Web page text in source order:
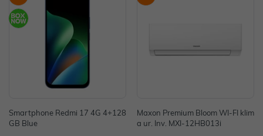
Smartphone Redmi 17 4G 4+128
GB Blue
Maxon Premium Bloom WI-FI klim
a ur. Inv. MXI-12HB013i